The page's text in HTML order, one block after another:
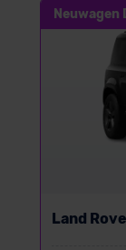
Neuwagen
Land